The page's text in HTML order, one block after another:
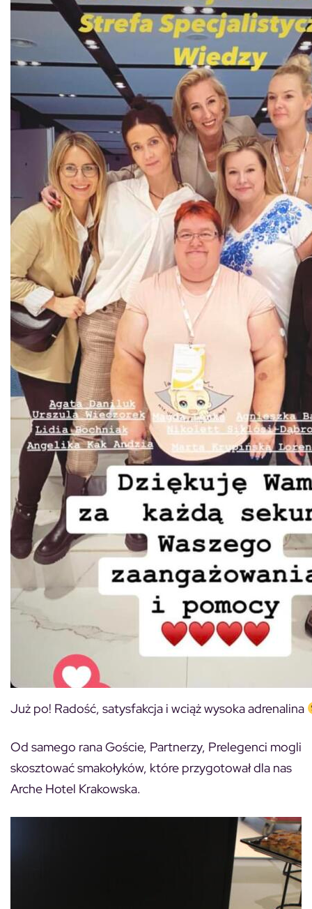
Już po! Radość, satysfakcja i wciąż wysoka adrenalina
Od samego rana Goście, Partnerzy, Prelegenci mogli
skosztować smakołyków, które przygotował dla nas
Arche Hotel Krakowska.